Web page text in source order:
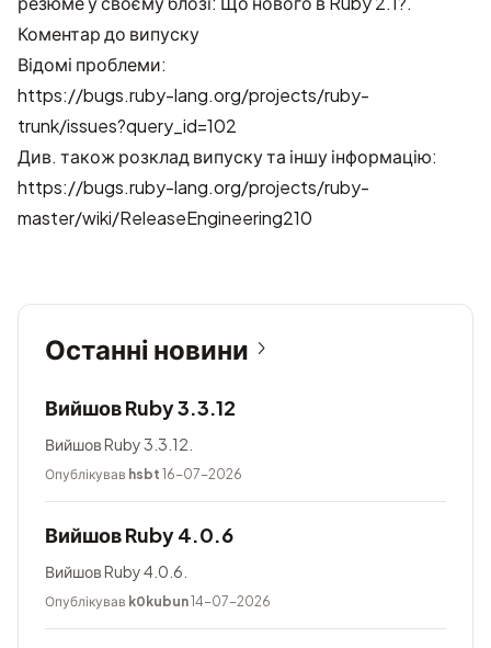
Коментар до випуску
Відомі проблеми:
https://bugs.ruby-lang.org/projects/ruby-
trunk/issues?query_id=102
Див. також розклад випуску та іншу інформацію:
https://bugs.ruby-lang.org/projects/ruby-
master/wiki/ReleaseEngineering210
Останні новини
Вийшов Ruby 3.3.12
Вийшов Ruby 3.3.12.
Опублікував hsbt 16-07-2026
Вийшов Ruby 4.0.6
Вийшов Ruby 4.0.6.
Опублікував k0kubun14-07-2026